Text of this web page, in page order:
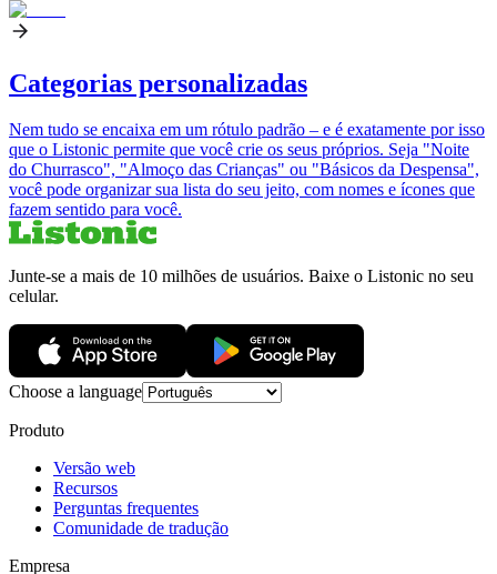
Categorias personalizadas
Nem tudo se encaixa em um rótulo padrão – e é exatamente por isso
que o Listonic permite que você crie os seus próprios. Seja "Noite
do Churrasco", "Almoço das Crianças" ou "Básicos da Despensa",
você pode organizar sua lista do seu jeito, com nomes e ícones que
fazem sentido para você.
Junte-se a mais de 10 milhões de usuários. Baixe o Listonic no seu
celular.
Choose a language
Produto
Versão web
Recursos
Perguntas frequentes
Comunidade de tradução
Empresa